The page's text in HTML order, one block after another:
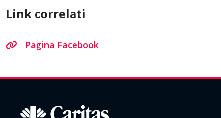
Link correlati
Pagina Facebook